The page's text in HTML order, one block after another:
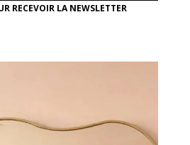
RECEVOIR LA NEWSLETTER